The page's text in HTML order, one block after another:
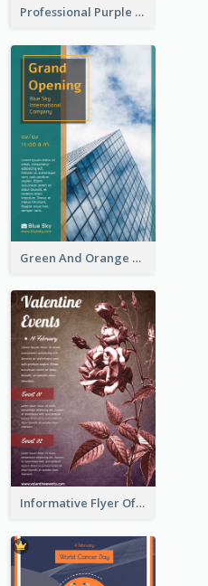
Professional Purple Ribbon And Globe Flyer Design Idea
Green And Orange Flyer Of Opening Ceremony
Informative Flyer Of Valentine Activities In Dark Colour Tone